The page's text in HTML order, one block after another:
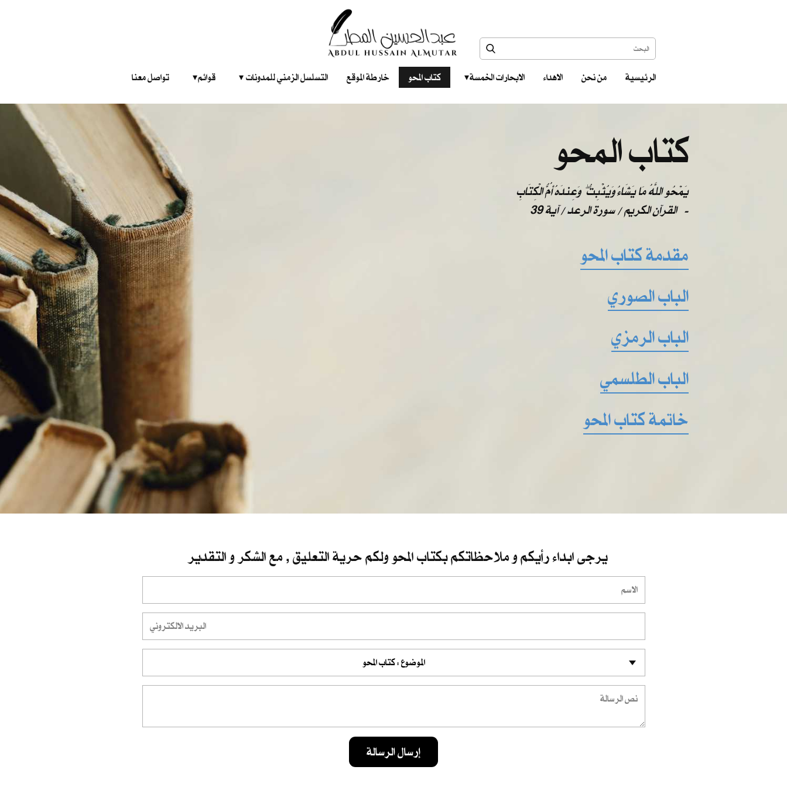
الرئيسية من نحن الاهداء الابحارات الخمسة ‎ ‎ ‎ كتاب المحو خارطة الموقع التسلسل الزمني للمدونات‎ ‎ ‎ ‎ ‎ قوائم‎ ‎ ‎ ‎ تواصل معنا
كتاب المحو
يَمْحُو اللَّهُ مَا يَشَاءُ وَيُثْبِتُ ۖ وَعِندَهُ أُمُّ الْكِتَابِ
القرآن الكريم / سورة الرعد / آية 39 -
مقدمة كتاب المحو
الباب الصوري
الباب الرمزي
الباب الطلسمي
خاتمة كتاب المحو
يرجى ابداء رأيكم و ملاحظاتكم بكتاب المحو ولكم حرية التعليق , مع الشكر و التقدير
إرسال الرسالة